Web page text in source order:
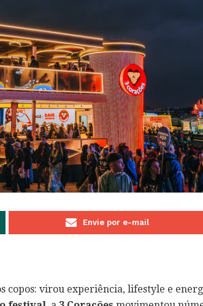
Envie por e-mail
copos: virou experiência, lifestyle e